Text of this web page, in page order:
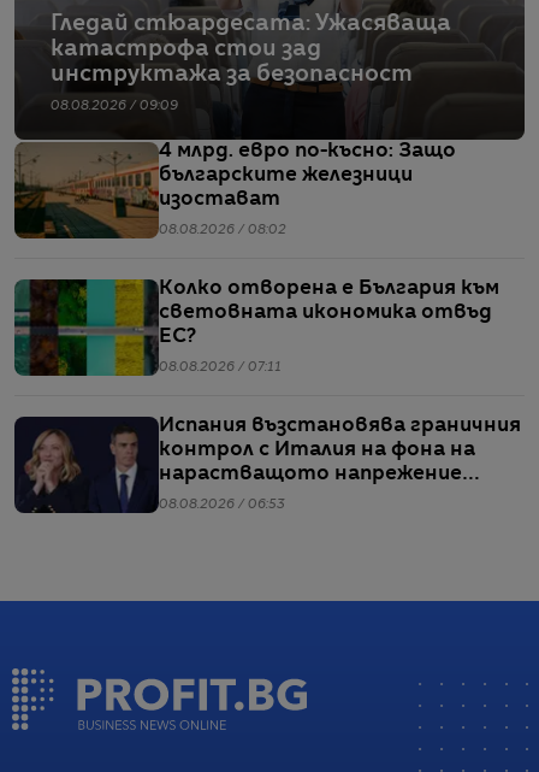
Гледай стюардесата: Ужасяваща
катастрофа стои зад
инструктажа за безопасност
08.08.2026 / 09:09
4 млрд. евро по-късно: Защо
българските железници
изостават
08.08.2026 / 08:02
Колко отворена е България към
световната икономика отвъд
ЕС?
08.08.2026 / 07:11
Испания възстановява граничния
контрол с Италия на фона на
нарастващото напрежение
заради мигрантите
08.08.2026 / 06:53